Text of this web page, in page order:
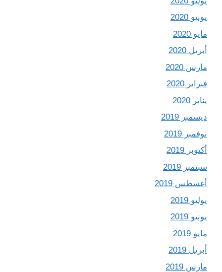
يونيو 2020
مايو 2020
أبريل 2020
مارس 2020
فبراير 2020
يناير 2020
ديسمبر 2019
نوفمبر 2019
أكتوبر 2019
سبتمبر 2019
أغسطس 2019
يوليو 2019
يونيو 2019
مايو 2019
أبريل 2019
مارس 2019